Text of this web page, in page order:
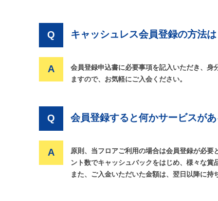
Q キャッシュレス会員登録の方法
A
会員登録申込書に必要事項を記入いただき、
ますので、お気軽にご入会ください。
Q 会員登録すると何かサービスが
A
原則、当フロアご利用の場合は会員登録が必
ント数でキャッシュバックをはじめ、様々な賞
また、ご入金いただいた金額は、翌日以降に